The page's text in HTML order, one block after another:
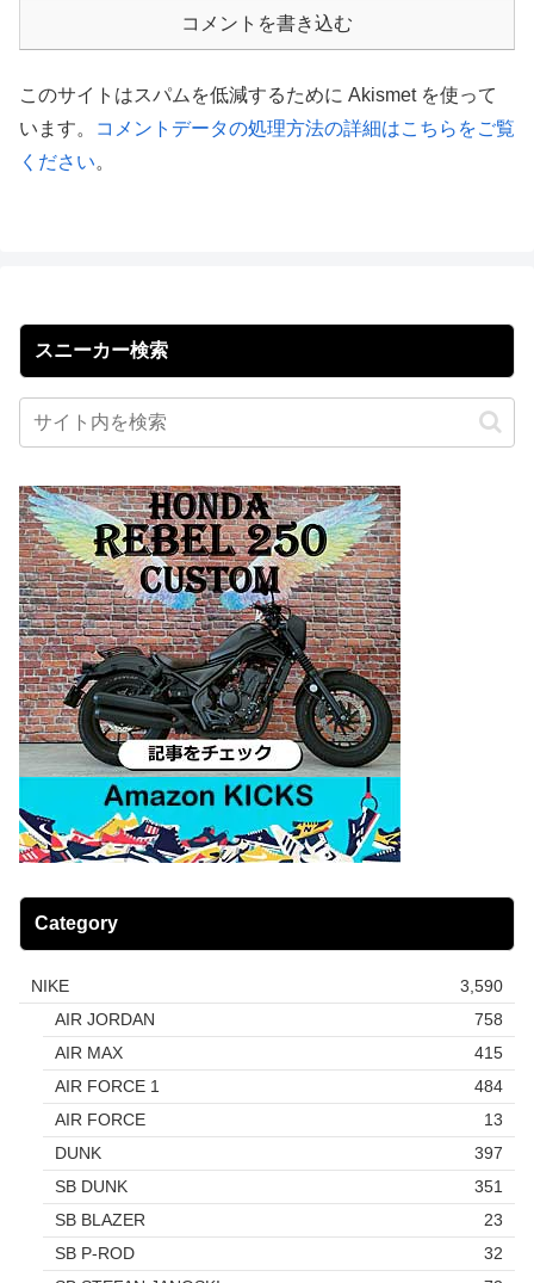
コメントを書き込む
このサイトはスパムを低減するために Akismet を使って
います。
コメントデータの処理方法の詳細はこちらをご覧
ください。
スニーカー検索
Category
NIKE
3,590
AIR JORDAN
758
AIR MAX
415
AIR FORCE 1
484
AIR FORCE
13
DUNK
397
SB DUNK
351
SB BLAZER
23
SB P-ROD
32